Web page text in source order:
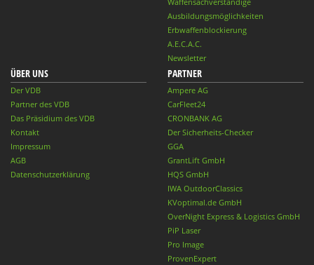
Ausbildungsmöglichkeiten
Erbwaffenblockierung
A.E.C.A.C.
Newsletter
ÜBER UNS
Der VDB
Partner des VDB
Das Präsidium des VDB
Kontakt
Impressum
AGB
Datenschutzerklärung
PARTNER
Ampere AG
CarFleet24
CRONBANK AG
Der Sicherheits-Checker
GGA
GrantLift GmbH
HQS GmbH
IWA OutdoorClassics
KVoptimal.de GmbH
OverNight Express & Logistics GmbH
PiP Laser
Pro Image
ProvenExpert